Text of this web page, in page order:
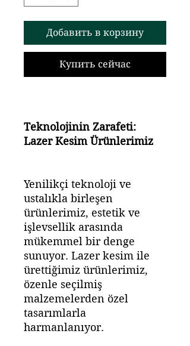
Добавить в корзину
Купить сейчас
Teknolojinin Zarafeti:
Lazer Kesim Ürünlerimiz
Yenilikçi teknoloji ve
ustalıkla birleşen
ürünlerimiz, estetik ve
işlevsellik arasında
mükemmel bir denge
sunuyor. Lazer kesim ile
ürettiğimiz ürünlerimiz,
özenle seçilmiş
malzemelerden özel
tasarımlarla
harmanlanıyor.